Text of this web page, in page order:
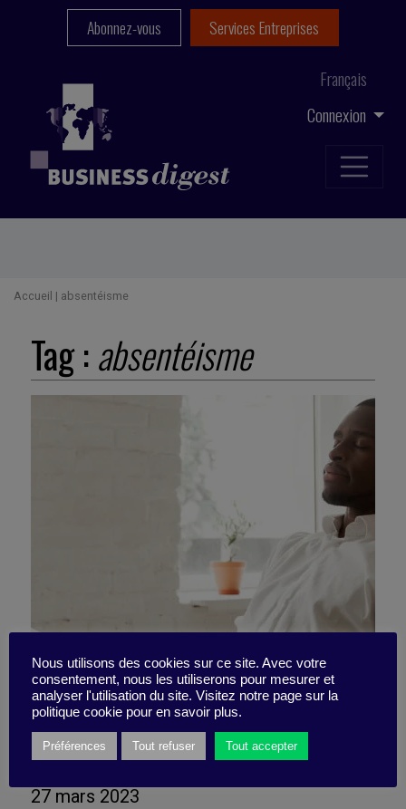
Connexion
Français
Abonnez-vous Services Entreprises
Accueil | absentéisme
Tag :absentéisme
Détendus, engagés et
performants !
27 mars 2023
Nous utilisons des cookies sur ce site. Avec votre
consentement, nous les utiliserons pour mesurer et
analyser l'utilisation du site. Visitez notre page sur la
politique cookie pour en savoir plus.
Préférences Tout refuser Tout accepter